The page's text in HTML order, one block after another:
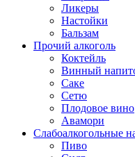
Ликеры
Настойки
Бальзам
Прочий алкоголь
Коктейль
Винный
Саке
Сетю
Плодовое вино
Авамори
Слабоалкогольные
Пиво